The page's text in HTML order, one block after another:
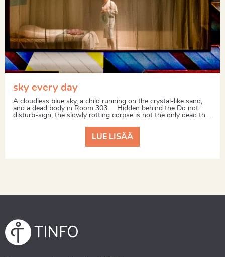
sky every day
A cloudless blue sky, a child running on the crystal-like sand,
and a dead body in Room 303. Hidden behind the Do not
disturb-sign, the slowly rotting corpse is not the only dead th...
LUE LISÄÄ